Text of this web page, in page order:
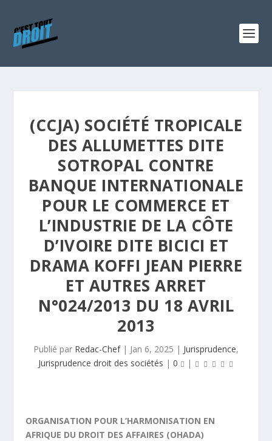
(CCJA) SOCIÉTÉ TROPICALE
DES ALLUMETTES DITE
SOTROPAL CONTRE
BANQUE INTERNATIONALE
POUR LE COMMERCE ET
L’INDUSTRIE DE LA CÔTE
D’IVOIRE DITE BICICI ET
DRAMA KOFFI JEAN PIERRE
ET AUTRES ARRET
N°024/2013 DU 18 AVRIL
2013
Publié par Redac-Chef| Jan 6, 2025 | Jurisprudence,
Jurisprudence droit des sociétés | 0 |
ORGANISATION POUR L’HARMONISATION EN
AFRIQUE DU DROIT DES AFFAIRES (OHADA)